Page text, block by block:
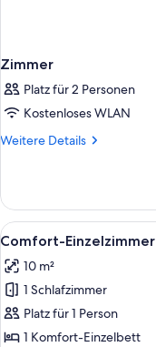
Zimmer
Platz für 2 Personen
Kostenloses WLAN
Weitere Details
Weitere
Alle
Fotos
für
Comfort-
Einzelzimmer
anzeigen
6
Comfort-Einzelzimmer
10 m²
1 Schlafzimmer
Platz für 1 Person
1 Komfort-Einzelbett